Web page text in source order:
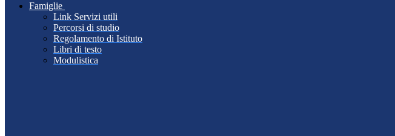
Famiglie
Link Servizi utili
Percorsi di studio
Regolamento di Istituto
Libri di testo
Modulistica